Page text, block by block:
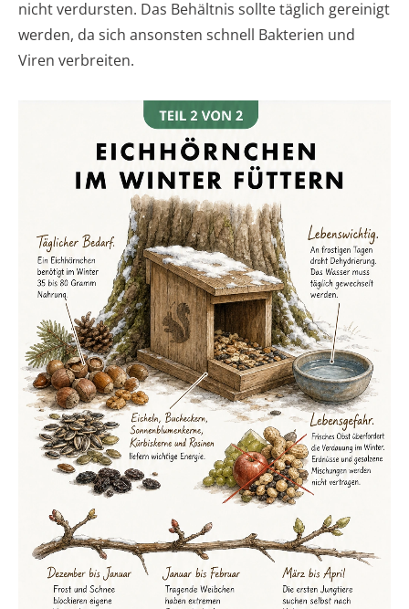
nicht verdursten. Das Behältnis sollte täglich gereinigt
werden, da sich ansonsten schnell Bakterien und
Viren verbreiten.